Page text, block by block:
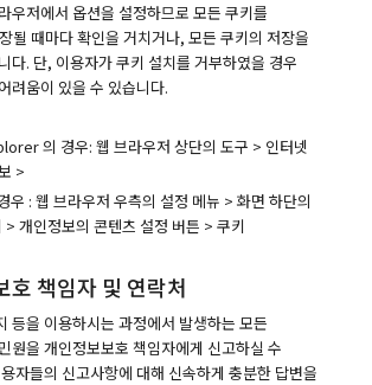
우저에서 옵션을 설정하므로 모든 쿠키를
될 때마다 확인을 거치거나, 모든 쿠키의 저장을
다. 단, 이용자가 쿠키 설치를 거부하였을 경우
려움이 있을 수 있습니다.
의 경우: 웹 브라우저 상단의 도구 > 인터넷
>
: 웹 브라우저 우측의 설정 메뉴 > 화면 하단의
> 개인정보의 콘텐츠 설정 버튼 > 쿠키
호 책임자 및 연락처
등을 이용하시는 과정에서 발생하는 모든
원을 개인정보보호 책임자에게 신고하실 수
자들의 신고사항에 대해 신속하게 충분한 답변을